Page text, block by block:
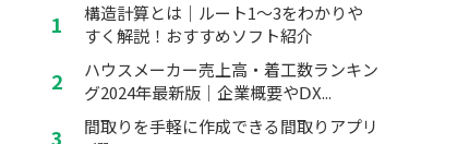
構造計算とは｜ルート1～3をわかりや
すく解説！おすすめソフト紹介
ハウスメーカー売上高・着工数ランキン
グ2024年最新版｜企業概要やⅮX...
間取りを手軽に作成できる間取りアプリ